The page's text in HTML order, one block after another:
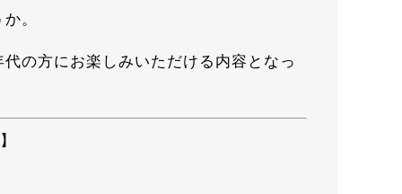
。
の方にお楽しみいただける内容となっ